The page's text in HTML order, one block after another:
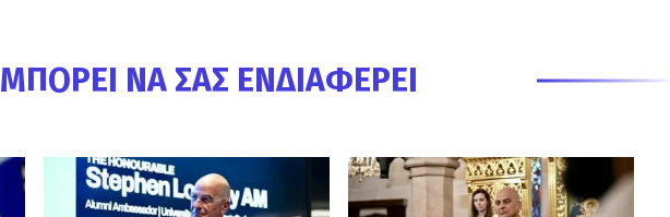
ΜΠΟΡΕΊ ΝΑ ΣΑΣ ΕΝΔΙΑΦΈΡΕΙ